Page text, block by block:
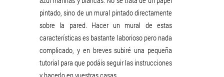
pintado, sino de un mural pintado directamente
sobre la pared. Hacer un mural de estas
características es bastante laborioso pero nada
complicado, y en breves subiré una pequeña
tutorial para que podáis seguir las instrucciones